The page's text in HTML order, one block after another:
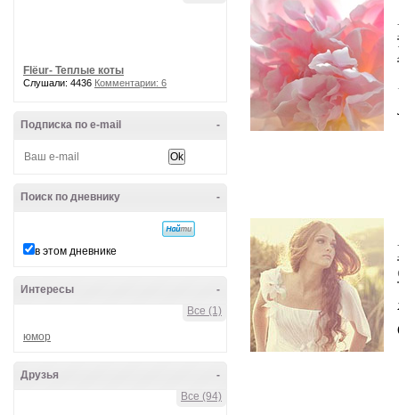
Flёur- Теплые коты
Слушали: 4436 Комментарии: 6
-
Подписка по e-mail
-
Поиск по дневнику
в этом дневнике
-
Интересы
Все (1)
юмор
-
Друзья
Все (94)